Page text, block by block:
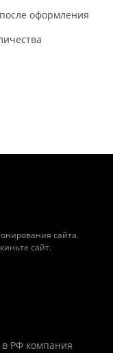
оформления
сайта.
сайт.
РФ компания